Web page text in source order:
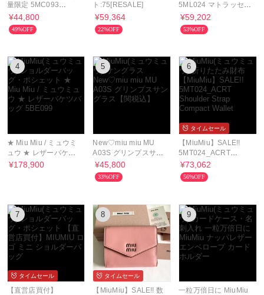
量限定 5MC093
SOFTY LOGO CARD
CASE
¥44,800
49%OFF
ト:75[RESALE]
¥59,364
22%OFF
5ML024 マトラッセ
Compact Wallet ミニ
財布
¥59,202
53%OFF
4
★ Miu Miu / ミュウミ
ュウ ★ レザーバケツ
バッグ 5BE099
¥178,900
5
New♡miu miu MU
A03S グリンプスサン
グラス【関税込】
¥45,800
33%OFF
6
タイムセール
【MiuMiu】SALE!!
5MT024_ACRT
Shoulder Strap
Compact Wallet
¥73,062
56%OFF
7
タイムセール
【直営店買付】
8
タイムセール
【MiuMiu】SALE!! 数
9
一粒万倍日に MiuMiu